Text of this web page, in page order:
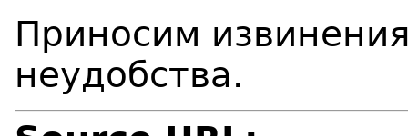
Приносим
неудобства.